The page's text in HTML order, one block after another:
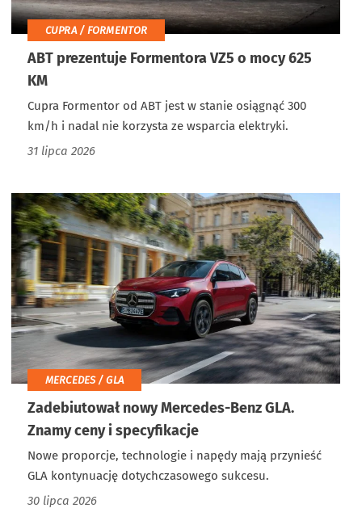
CUPRA / FORMENTOR
ABT prezentuje Formentora VZ5 o mocy 625
KM
Cupra Formentor od ABT jest w stanie osiągnąć 300
km/h i nadal nie korzysta ze wsparcia elektryki.
31 lipca 2026
MERCEDES / GLA
Zadebiutował nowy Mercedes-Benz GLA.
Znamy ceny i specyfikacje
Nowe proporcje, technologie i napędy mają przynieść
GLA kontynuację dotychczasowego sukcesu.
30 lipca 2026